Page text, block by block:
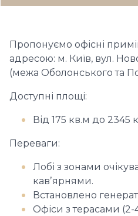
Пропонуємо офісні
адресою: м. Київ, вул.
(межа Оболонського та
Доступні площі:
Від 175 кв.м до 2345
Переваги:
Лобі з зонами
кавʼярнями.
Встановлено
Офіси з терасами (2-